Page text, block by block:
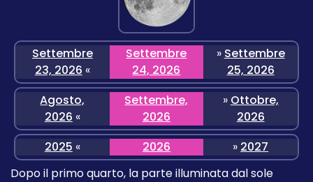
Settembre
23, 2026 «
Settembre
24, 2026
» Settembre
25, 2026
Agosto,
2026 «
Settembre,
2026
» Ottobre,
2026
2025 « 2026 » 2027
Dopo il primo quarto, la parte illuminata dal sole